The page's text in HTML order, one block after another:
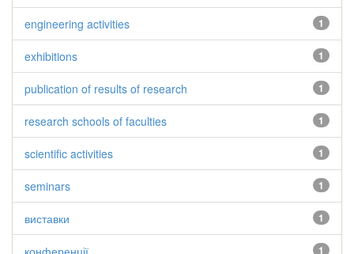
1
engineering activities
1
exhibitions
1
publication of results of research
1
research schools of faculties
1
scientific activities
1
seminars
1
виставки
1
конференції